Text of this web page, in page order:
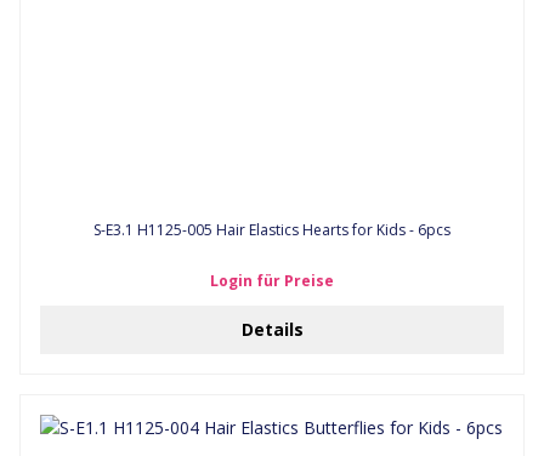
S-E3.1 H1125-005 Hair Elastics Hearts for Kids - 6pcs
Login für Preise
Details